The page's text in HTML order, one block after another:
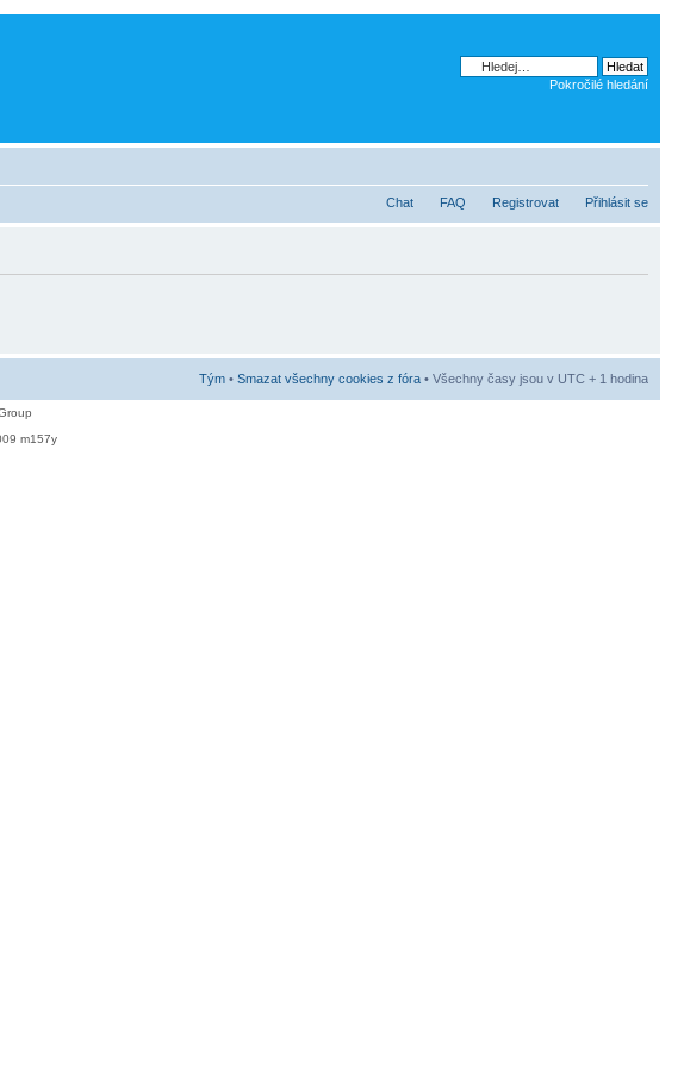
Pokročilé hledání
Chat FAQ Registrovat Přihlásit se
Tým • Smazat všechny cookies z fóra • Všechny časy jsou v UTC + 1 hodina
m157y